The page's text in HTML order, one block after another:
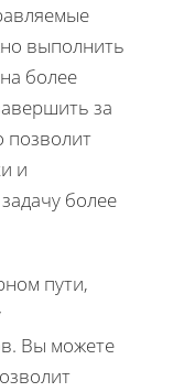
выполнить
более
за
позволит
и
более
пути,
Вы можете